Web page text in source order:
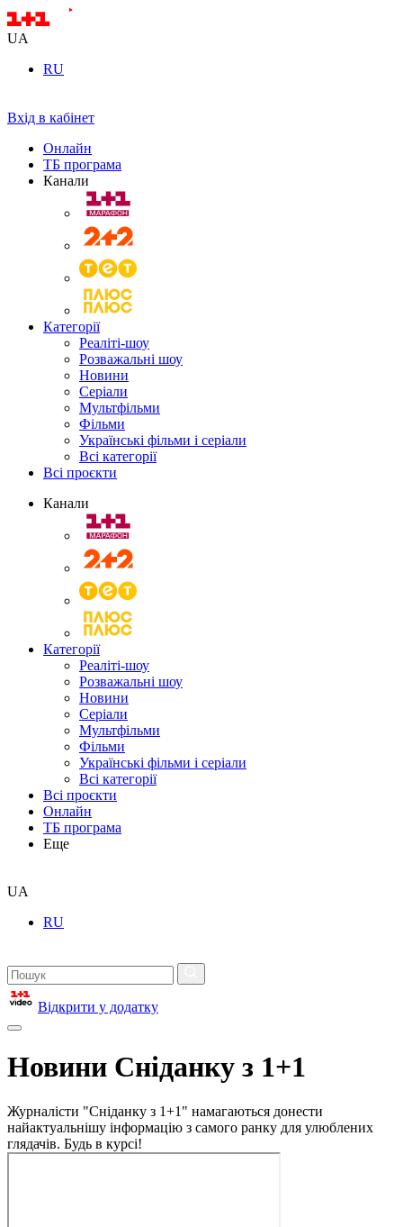
UA
RU
Вхід в кабінет
Онлайн
ТБ програма
Канали
Категорії
Реаліті-шоу
Розважальні шоу
Новини
Серіали
Мультфільми
Фільми
Українські фільми і серіали
Всі категорії
Всі проєкти
Канали
Категорії
Реаліті-шоу
Розважальні шоу
Новини
Серіали
Мультфільми
Фільми
Українські фільми і серіали
Всі категорії
Всі проєкти
Онлайн
ТБ програма
Еще
UA
RU
Відкрити у додатку
Новини Сніданку з 1+1
Журналісти "Сніданку з 1+1" намагаються донести
найактуальнішу інформацію з самого ранку для улюблених
глядачів. Будь в курсі!